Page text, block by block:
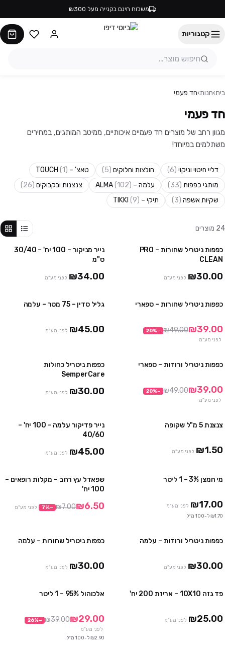
משלוח חינם בקנייה מעל ₪300
קטגוריות
בית›חנות›חד פעמי
חד פעמי
מגוון רחב של מוצרים חד פעמיים איכותיים, ממיטב המותגים, במחירים
משתלמים במיוחד!
דליי חיטוי וניקוי (
6
) חולצות וחלוקים (
5
) טאצ' – TOUCH (1)
מותגי כפפות (
33
) עלמה – ALMA (102) צנצנות ובקבוקים (
26
)
שקיות אשפה (
3
) תיקי – TIKKI (9)
24 מוצרים
כפפות ניטריל שחורות – PRO
CLEAN
₪30.00 לפני מע"מ
נייר מניקור – 100 יח' – 30/40
ס"מ
₪34.00 לפני מע"מ
כפפות ניטריל שחורות – ספארי
₪39.00
₪49.00
−
20%
לפני מע"מ
גליל סדין – 75 מטר – עלמה
₪45.00 לפני מע"מ
כפפות ניטריל ורודות – ספארי
₪39.00
₪49.00
−
20%
לפני מע"מ
כפפות ניטריל כחולות
SemperCare
₪30.00 לפני מע"מ
צנצנת 5 מ"ל שקופה
₪1.50 לפני מע"מ
נייר פדיקור עלמה – 100 יח' –
40/60
₪45.00 לפני מע"מ
מי חמצן 3% – 1 ליטר
₪17.00 לפני מע"מ
₪1.70 ל-100 מ״ל
שפאדל עץ רחב – מקלות רופאים –
100 יח'
₪6.50
₪7.00
−
7% לפני מע"מ
כפפות ניטריל ורודות – עלמה
₪30.00 לפני מע"מ
כפפות ניטריל שחורות – עלמה
₪30.00 לפני מע"מ
פד גזה 10X10 – אריזת 200 יח'
₪25.00 לפני מע"מ
אלכוהול 95% – 1 ליטר
₪29.00
₪39.00
−
26%
לפני מע"מ
₪2.90 ל-100 מ״ל